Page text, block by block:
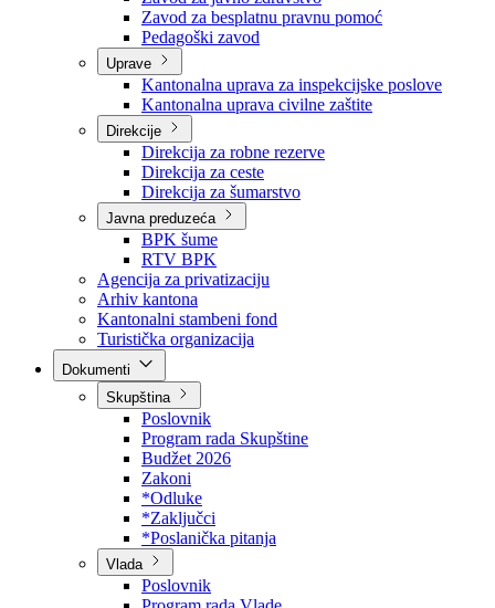
Zavodi
Zavod zdravstvenog osiguranja
Zavod za javno zdravstvo
Zavod za besplatnu pravnu pomoć
Pedagoški zavod
Uprave
Kantonalna uprava za inspekcijske poslove
Kantonalna uprava civilne zaštite
Direkcije
Direkcija za robne rezerve
Direkcija za ceste
Direkcija za šumarstvo
Javna preduzeća
BPK šume
RTV BPK
Agencija za privatizaciju
Arhiv kantona
Kantonalni stambeni fond
Turistička organizacija
Skupština
Poslovnik
Program rada Skupštine
Budžet 2026
Zakoni
*Odluke
*Zaključci
*Poslanička pitanja